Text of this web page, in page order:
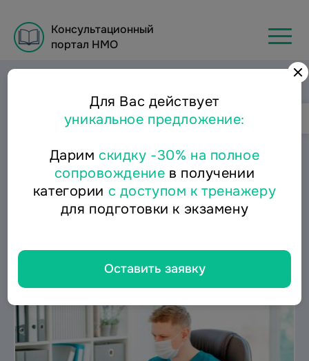
Консультационный
портал НМО
Статьи
Для тех, кто хочет пройти медицинскую
аккредитацию без ошибок. Мы
важное, чтобы высэкономили время и нервы.
Показаны все статьи
Выбрать тему:
19.01.2026
Для Вас действует
уникальное предложение:
Дарим скидку -30% на полное
сопровождение в получении
категории с доступом к тренажеру
для подготовки к экзамену
Оставить заявку